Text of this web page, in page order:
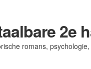
2e
romans,